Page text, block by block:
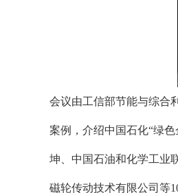
会议由工信部节能与综合
案例，介绍中国石化“绿
坤、中国石油和化学工业
磁轮传动技术有限公司等